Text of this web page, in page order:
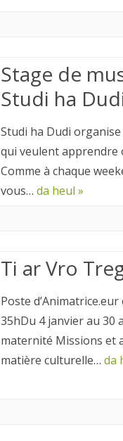
Stage de
Studi ha
Studi ha Dudi
qui veulent apprendre
Comme à chaque
vous… da heul »
Ti ar Vro
Poste
35hDu 4 janvier au 30
maternité Missions et
matière culturelle… da